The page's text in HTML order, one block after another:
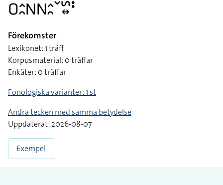
􌤆􌤵􌥘􌥌􌥌􌤵􌥘􌥧􌥲􌦉􌥻
Förekomster
Lexikonet: 1 träff
Korpusmaterial: 0 träffar
Enkäter: 0 träffar
Fonologiska varianter: 1 st
Andra tecken med samma betydelse
Uppdaterat: 2026-08-07
Exempel